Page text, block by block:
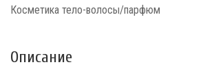
Косметика тело-волосы/парфюм
Описание